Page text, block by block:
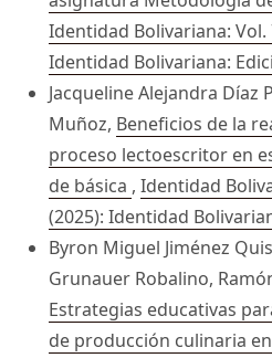
Identidad Bolivariana: Vol.
Identidad Bolivariana:
Jacqueline Alejandra Díaz
Muñoz, Beneficios de la
proceso lectoescritor en
de básica , Identidad
(2025): Identidad
Byron Miguel Jiménez
Grunauer Robalino,
Estrategias educativas
de producción culinaria